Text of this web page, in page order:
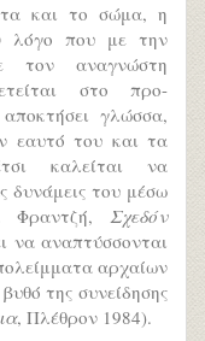
και το σώμα, η
λόγο που με την
τον αναγνώστη
στο προ-
γλώσσα,
εαυτό του και τα
καλείται να
δυνάμεις του μέσω
Φραντζή, Σχεδόν
να αναπτύσσονται
αρχαίων
της συνείδησης
, Πλέθρον 1984).